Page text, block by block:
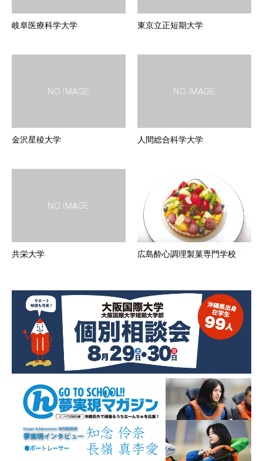
岐阜医療科学大学 東京立正短期大学
金沢星稜大学 人間総合科学大学
共栄大学 広島酔心調理製菓専門学校